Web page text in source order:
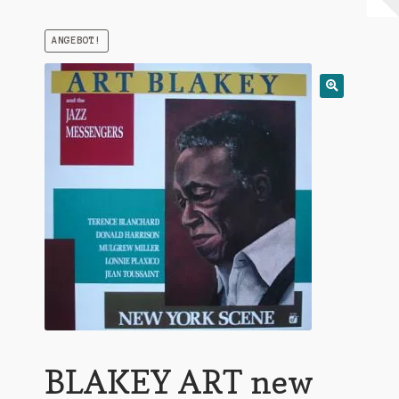
Warenkorb
Mein Konto
ANGEBOT!
BLAKEY ART new